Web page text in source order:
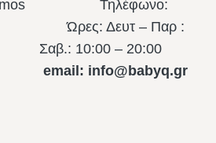
Cosmos Τηλέφωνο:
Δευτ – Παρ :
Σαβ.: 10:00 – 20:00
email: info@babyq.gr